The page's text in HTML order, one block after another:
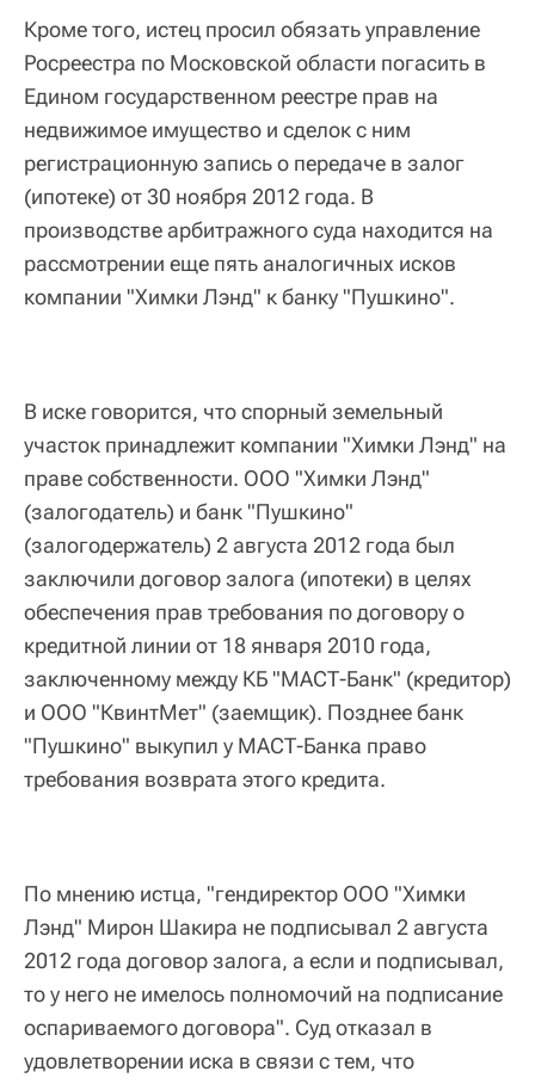
Кроме того, истец просил обязать управление
Росреестра по Московской области погасить в
Едином государственном реестре прав на
недвижимое имущество и сделок с ним
регистрационную запись о передаче в залог
(ипотеке) от 30 ноября 2012 года. В
производстве арбитражного суда находится на
рассмотрении еще пять аналогичных исков
компании "Химки Лэнд" к банку "Пушкино".
В иске говорится, что спорный земельный
участок принадлежит компании "Химки Лэнд" на
праве собственности. ООО "Химки Лэнд"
(залогодатель) и банк "Пушкино"
(залогодержатель) 2 августа 2012 года был
заключили договор залога (ипотеки) в целях
обеспечения прав требования по договору о
кредитной линии от 18 января 2010 года,
заключенному между КБ "МАСТ-Банк" (кредитор)
и ООО "КвинтМет" (заемщик). Позднее банк
"Пушкино" выкупил у МАСТ-Банка право
требования возврата этого кредита.
По мнению истца, "гендиректор ООО "Химки
Лэнд" Мирон Шакира не подписывал 2 августа
2012 года договор залога, а если и подписывал,
то у него не имелось полномочий на подписание
оспариваемого договора". Суд отказал в
удовлетворении иска в связи с тем, что